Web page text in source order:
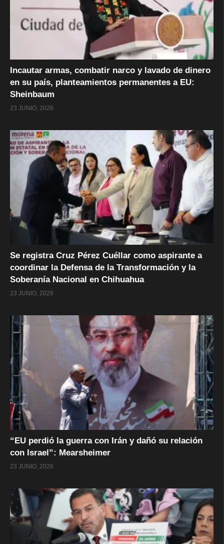
Incautar armas, combatir narco y lavado de dinero
en su país, planteamientos permanentes a EU:
Sheinbaum
23 JUNIO, 2026
Se registra Cruz Pérez Cuéllar como aspirante a
coordinar la Defensa de la Transformación y la
Soberanía Nacional en Chihuahua
23 JUNIO, 2026
“EU perdió la guerra con Irán y dañó su relación
con Israel”: Mearsheimer
23 JUNIO, 2026